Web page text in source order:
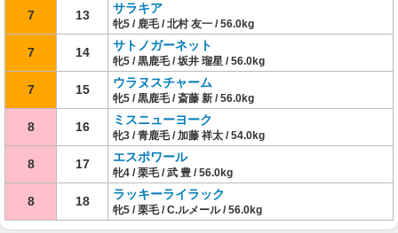
7 13 サラキア
牝5 / 鹿毛 / 北村 友一 / 56.0kg
7 14 サトノガーネット
牝5 / 黒鹿毛 / 坂井 瑠星 / 56.0kg
7 15 ウラヌスチャーム
牝5 / 黒鹿毛 / 斎藤 新 / 56.0kg
8 16 ミスニューヨーク
牝3 / 青鹿毛 / 加藤 祥太 / 54.0kg
8 17 エスポワール
牝4 / 栗毛 / 武 豊 / 56.0kg
8 18 ラッキーライラック
牝5 / 栗毛 / C.ルメール / 56.0kg